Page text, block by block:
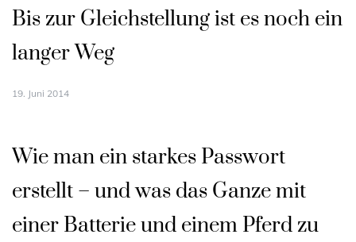
Bis zur Gleichstellung ist es noch ein
langer Weg
19. Juni 2014
Wie man ein starkes Passwort
erstellt – und was das Ganze mit
einer Batterie und einem Pferd zu